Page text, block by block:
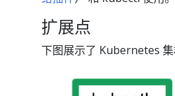
扩展点
下图展示了 Kubernetes 集